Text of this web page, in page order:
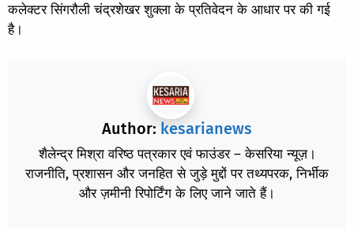
कलेक्टर सिंगरौली चंद्रशेखर शुक्ला के प्रतिवेदन के आधार पर की गई
है।
Author: kesarianews
शैलेन्द्र मिश्रा वरिष्ठ पत्रकार एवं फाउंडर – केसरिया न्यूज़।
राजनीति, प्रशासन और जनहित से जुड़े मुद्दों पर तथ्यपरक, निर्भीक
और ज़मीनी रिपोर्टिंग के लिए जाने जाते हैं।